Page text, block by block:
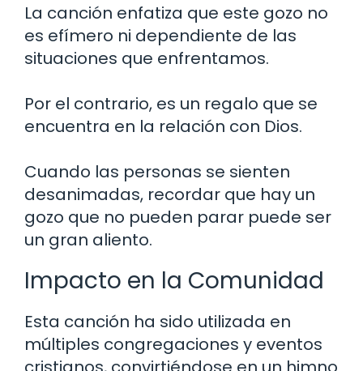
La canción enfatiza que este gozo no
es efímero ni dependiente de las
situaciones que enfrentamos.
Por el contrario, es un regalo que se
encuentra en la relación con Dios.
Cuando las personas se sienten
desanimadas, recordar que hay un
gozo que no pueden parar puede ser
un gran aliento.
Impacto en la Comunidad
Esta canción ha sido utilizada en
múltiples congregaciones y eventos